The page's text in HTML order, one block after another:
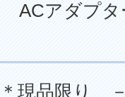
アダプタ
＊現品限り